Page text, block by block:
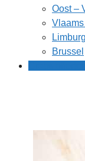
Oost –
Limburg
Brussel